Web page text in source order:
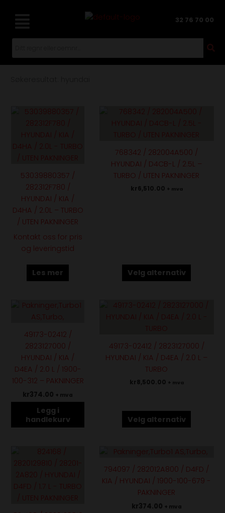
innholdet
32 76 70 00
53039880357 /
282312F780 /
HYUNDAI / KIA /
D4HA / 2.0L – TURBO
/ UTEN PAKNINGER
Kontakt oss for pris
og leveringstid
Les mer
768342 / 282004A500 /
HYUNDAI / D4CB-L / 2.5L –
TURBO / UTEN PAKNINGER
kr6,510.00 + mva
Velg alternativ
Dette
produktet
varianter.
Alternativene
49173-02412 /
2823127000 /
HYUNDAI / KIA /
D4EA / 2.0 L / 1900-
100-312 – PAKNINGER
kr374.00 + mva
Legg i
handlekurv
49173-02412 / 2823127000 /
HYUNDAI / KIA / D4EA / 2.0 L –
TURBO
kr8,500.00 + mva
Velg alternativ
Dette
produktet
varianter.
Alternativene
produktsiden
Dette
produktet
har
flere
varianter.
794097 / 282012A800 / D4FD /
KIA / HYUNDAI / 1900-100-679 -
PAKNINGER
kr374.00 + mva